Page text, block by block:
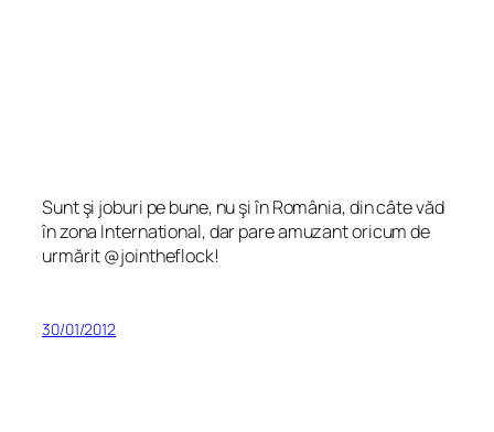
Sunt şi joburi pe bune, nu şi în România, din câte văd
în zona International, dar pare amuzant oricum de
urmărit @jointheflock!
30/01/2012